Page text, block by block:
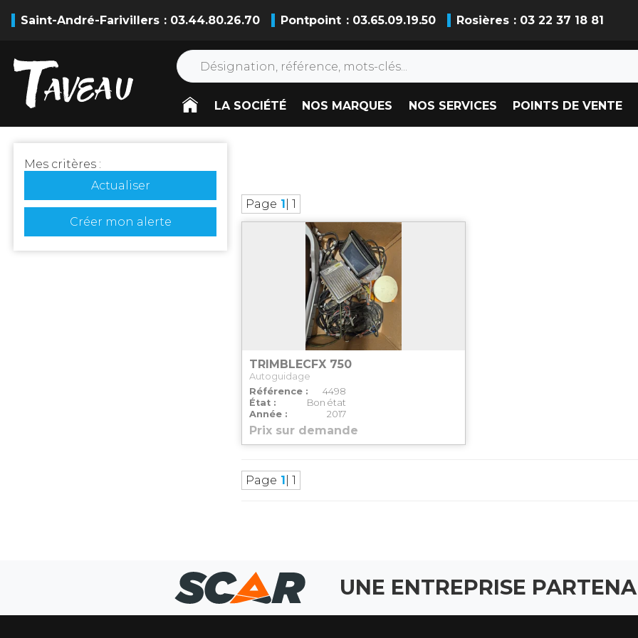
Saint-André-Farivillers : 03.44.80.26.70 Pontpoint : 03.65.09.19.50 Rosières : 03 22 37 18 81
LA SOCIÉTÉ NOS MARQUES NOS SERVICES POINTS DE VENTE
Mes critères :
Actualiser
Créer mon alerte
Page 1 | 1
Autoguidage
TRIMBLECFX 750
Référence
4498
État
Bon état
Année
2017
Prix sur demande
Page 1 | 1
UNE ENTREPRISE